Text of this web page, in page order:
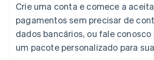
Crie uma conta e comece a
pagamentos sem precisar de
dados bancários, ou fale conosco
um pacote personalizado para
Italiano English
日本語English
Letônia
Liechtenstein